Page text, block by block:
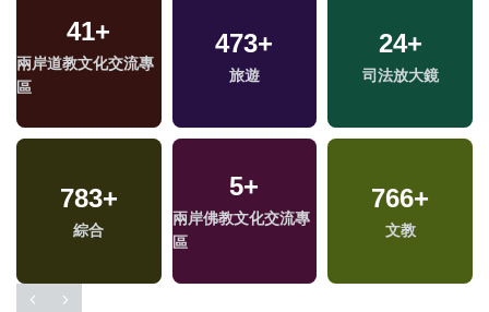
41+
兩岸道教文化交流專
區
473+
旅遊
24+
司法放大鏡
783+
綜合
5+
兩岸佛教文化交流專
區
766+
文教
400+
熱門
38+
2024立委選戰
77+
影視
13+
演唱會
1559
社會
19+
評論